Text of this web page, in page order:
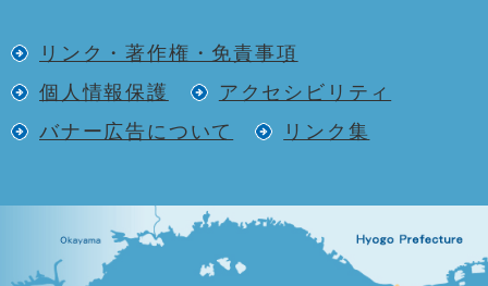
リンク・著作権・免責事項
個人情報保護
アクセシビリティ
バナー広告について
リンク集